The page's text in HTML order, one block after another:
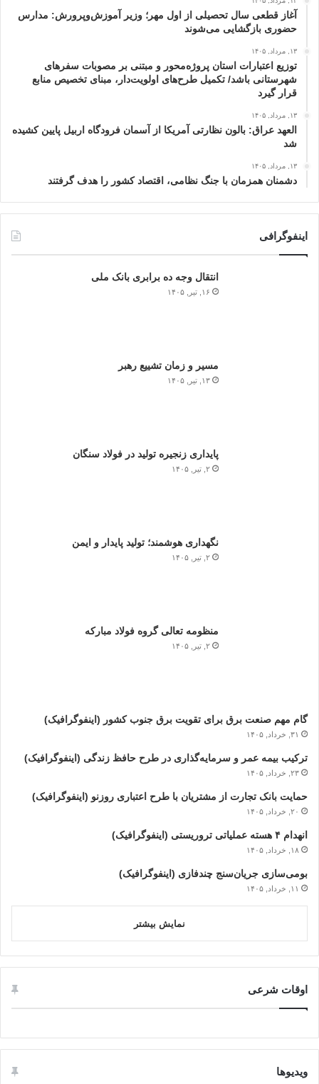
آغاز قطعی سال تحصیلی از اول مهر؛ وزیر آموزش‌وپرورش: مدارس
حضوری بازگشایی می‌شوند
۱۳, مرداد, ۱۴۰۵
توزیع اعتبارات استان پروژه‌محور و مبتنی بر مصوبات سفرهای
شهرستانی باشد/ تکمیل طرح‌های اولویت‌دار، مبنای تخصیص منابع
قرار گیرد
۱۳, مرداد, ۱۴۰۵
العهد عراق: بالون نظارتی آمریکا از آسمان فرودگاه اربیل پایین کشیده
شد
۱۳, مرداد, ۱۴۰۵
دشمنان همزمان با جنگ نظامی، اقتصاد کشور را هدف گرفتند
اینفوگرافی
انتقال وجه ده برابری بانک ملی
۱۶, تیر, ۱۴۰۵
مسیر و زمان تشییع رهبر
۱۳, تیر, ۱۴۰۵
پایداری زنجیره تولید در فولاد سنگان
۲, تیر, ۱۴۰۵
نگهداری هوشمند؛ تولید پایدار و ایمن
۲, تیر, ۱۴۰۵
منظومه تعالی گروه فولاد مبارکه
۲, تیر, ۱۴۰۵
گام مهم صنعت برق برای تقویت برق جنوب کشور (اینفوگرافیک)
۳۱, خرداد, ۱۴۰۵
ترکیب بیمه عمر و سرمایه‌گذاری در طرح حافظ زندگی (اینفوگرافیک)
۲۳, خرداد, ۱۴۰۵
حمایت بانک تجارت از مشتریان با طرح اعتباری روزنو (اینفوگرافیک)
۲۰, خرداد, ۱۴۰۵
انهدام ۴ هسته عملیاتی تروریستی (اینفوگرافیک)
۱۸, خرداد, ۱۴۰۵
بومی‌سازی جریان‌سنج چندفازی (اینفوگرافیک)
۱۱, خرداد, ۱۴۰۵
نمایش بیشتر
اوقات شرعی
ویدیوها